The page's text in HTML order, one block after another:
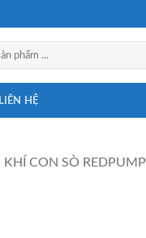
LIÊN HỆ
KHÍ CON SÒ REDPUMP